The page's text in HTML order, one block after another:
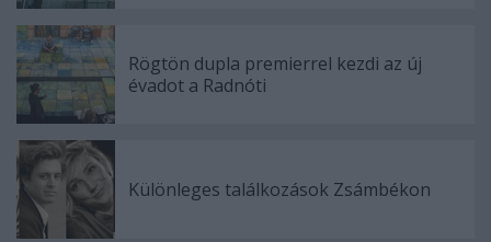
Rögtön dupla premierrel kezdi az új
évadot a Radnóti
Különleges találkozások Zsámbékon